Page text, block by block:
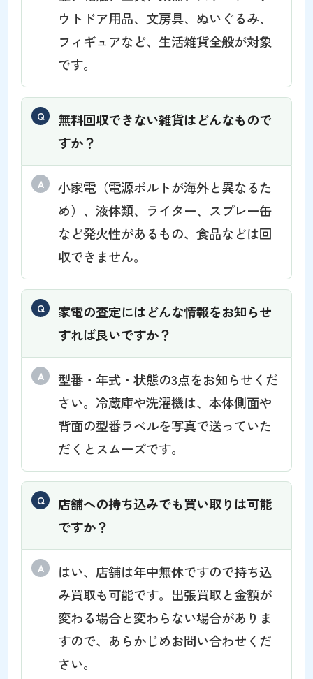
ウトドア用品、文房具、ぬいぐるみ、
フィギュアなど、生活雑貨全般が対象
です。
無料回収できない雑貨はどんなもので
すか？
小家電（電源ボルトが海外と異なるた
め）、液体類、ライター、スプレー缶
など発火性があるもの、食品などは回
収できません。
家電の査定にはどんな情報をお知らせ
すれば良いですか？
型番・年式・状態の3点をお知らせくだ
さい。冷蔵庫や洗濯機は、本体側面や
背面の型番ラベルを写真で送っていた
だくとスムーズです。
店舗への持ち込みでも買い取りは可能
ですか？
はい、店舗は年中無休ですので持ち込
み買取も可能です。出張買取と金額が
変わる場合と変わらない場合がありま
すので、あらかじめお問い合わせくだ
さい。